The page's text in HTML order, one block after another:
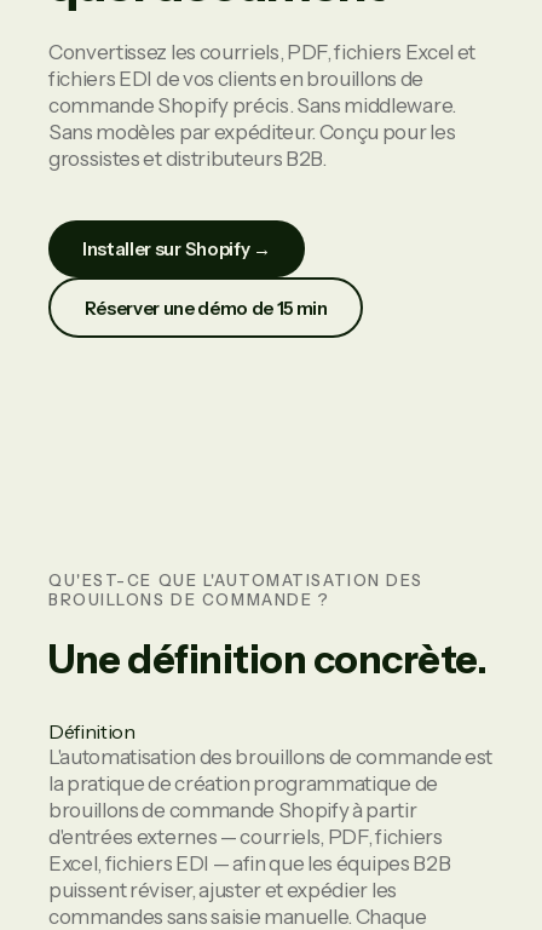
Convertissez les courriels, PDF, fichiers Excel et
fichiers EDI de vos clients en brouillons de
commande Shopify précis. Sans middleware.
Sans modèles par expéditeur. Conçu pour les
grossistes et distributeurs B2B.
Installer sur Shopify →
Réserver une démo de 15 min
QU'EST-CE QUE L'AUTOMATISATION DES
BROUILLONS DE COMMANDE ?
Une définition concrète.
Définition
L'automatisation des brouillons de commande est
la pratique de création programmatique de
brouillons de commande Shopify à partir
d'entrées externes — courriels, PDF, fichiers
Excel, fichiers EDI — afin que les équipes B2B
puissent réviser, ajuster et expédier les
commandes sans saisie manuelle. Chaque